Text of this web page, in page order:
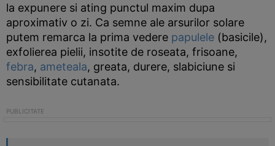
la expunere si ating punctul maxim dupa
aproximativ o zi. Ca semne ale arsurilor solare
putem remarca la prima vedere papulele (basicile),
exfolierea pielii, insotite de roseata, frisoane,
febra, ameteala, greata, durere, slabiciune si
sensibilitate cutanata.